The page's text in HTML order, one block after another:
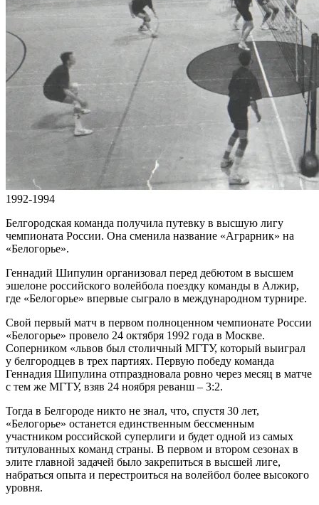
1992-1994
Белгородская команда получила путевку в высшую лигу
чемпионата России. Она сменила название «Аграрник» на
«Белогорье».
Геннадий Шипулин организовал перед дебютом в высшем
эшелоне российского волейбола поездку команды в Алжир,
где «Белогорье» впервые сыграло в международном турнире.
Свой первый матч в первом полноценном чемпионате России
«Белогорье» провело 24 октября 1992 года в Москве.
Соперником «львов был столичный МГТУ, который выиграл
у белгородцев в трех партиях. Первую победу команда
Геннадия Шипулина отпраздновала ровно через месяц в матче
с тем же МГТУ, взяв 24 ноября реванш – 3:2.
Тогда в Белгороде никто не знал, что, спустя 30 лет,
«Белогорье» останется единственным бессменным
участником российской суперлиги и будет одной из самых
титулованных команд страны. В первом и втором сезонах в
элите главной задачей было закрепиться в высшей лиге,
набраться опыта и перестроиться на волейбол более высокого
уровня.